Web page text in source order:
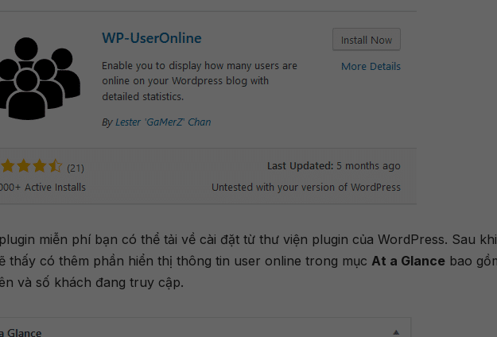
miễn phí bạn có thể tải về cài đặt từ thư viện plugin của WordPress. Sau khi
thấy có thêm phần hiển thị thông tin user online trong mục At a Glance bao
và số khách đang truy cập.